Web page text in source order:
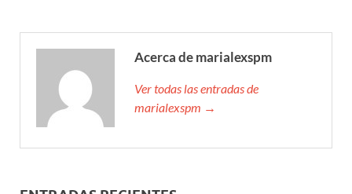
Acerca de marialexspm
Ver todas las entradas de
marialexspm →